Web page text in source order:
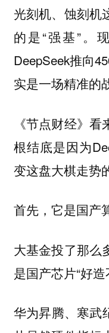
光刻机、蚀刻机
的是“强基”。
DeepSeek推向
实是一场精准的
《节点财经》
根结底是因为
变这盘大棋走势
首先，它是国产
大基金投了那么
是国产芯片“好造
华为昇腾、寒